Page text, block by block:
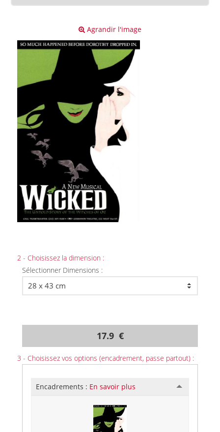
Agrandir l'image
2 - Choisissez la dimension :
Sélectionner Dimensions :
17.9 €
3 - Choisissez vos options (encadrement, passe partout) :
Encadrements : En savoir plus